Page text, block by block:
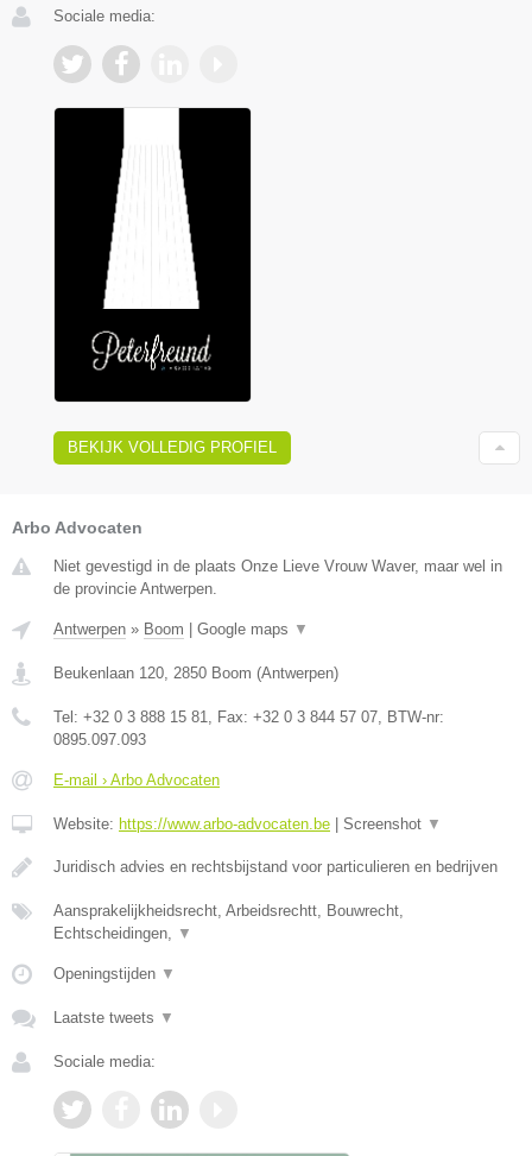
Sociale media:
BEKIJK VOLLEDIG PROFIEL
Arbo Advocaten
Niet gevestigd in de plaats Onze Lieve Vrouw Waver, maar wel in
de provincie Antwerpen.
Antwerpen » Boom Google maps ▼
Beukenlaan 120, 2850 Boom (Antwerpen)
Tel: +32 0 3 888 15 81, Fax: +32 0 3 844 57 07, BTW-nr:
0895.097.093
E-mail › Arbo Advocaten
Website: https://www.arbo-advocaten.be Screenshot ▼
Juridisch advies en rechtsbijstand voor particulieren en bedrijven
Aansprakelijkheidsrecht, Arbeidsrechtt, Bouwrecht,
Echtscheidingen, ▼
Openingstijden ▼
Laatste tweets ▼
Sociale media: